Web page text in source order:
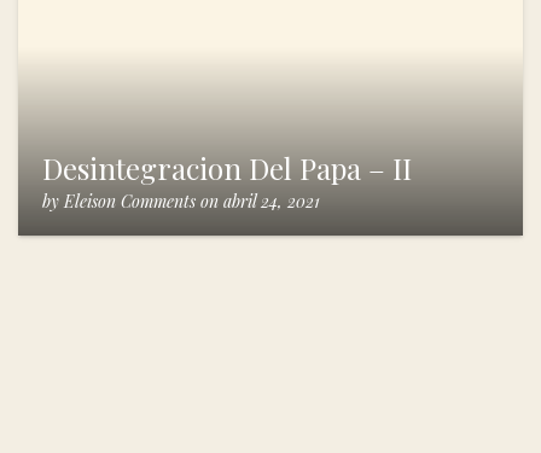
Desintegracion Del Papa – II
by Eleison Comments on abril 24, 2021